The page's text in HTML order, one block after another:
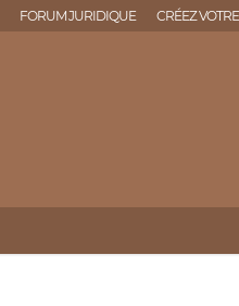
FORUM JURIDIQUE CRÉEZ